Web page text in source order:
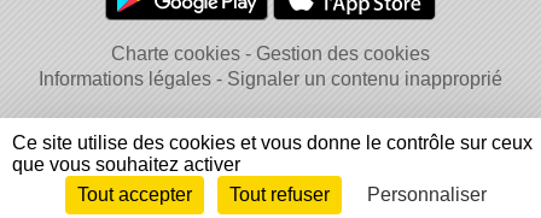
Charte cookies
Gestion des cookies
Informations légales
Signaler un contenu inapproprié
Envie de participer ? Connexion
Ce site utilise des cookies et vous donne le contrôle sur ceux
que vous souhaitez activer
Tout accepter
Tout refuser Personnaliser